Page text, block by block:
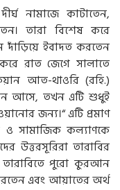
নামাজে কাটাতেন,
তারা বিশেষ করে
দাঁড়িয়ে ইবাদত করতেন
আত-থাওরি (রহি.)
আসে, তখন এটি শুধুই
জন্য।“ এটি প্রমাণ
সামাজিক কল্যাণকে
উত্তরসূরিরা তারাবির
তারাবিতে পুরো কুরআন
এবং আয়াতের অর্থ